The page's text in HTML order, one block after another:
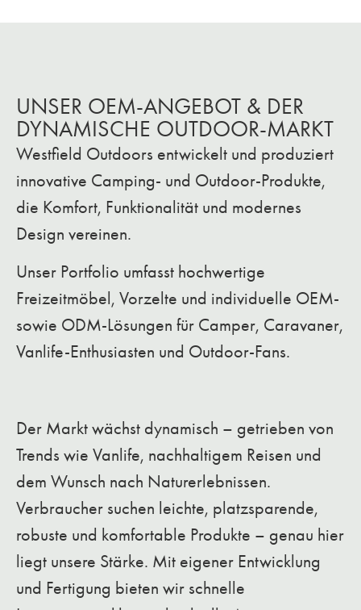
UNSER OEM-ANGEBOT & DER
DYNAMISCHE OUTDOOR-MARKT
Westfield Outdoors entwickelt und produziert
innovative Camping- und Outdoor-Produkte,
die Komfort, Funktionalität und modernes
Design vereinen.
Unser Portfolio umfasst hochwertige
Freizeitmöbel, Vorzelte und individuelle OEM-
sowie ODM-Lösungen für Camper, Caravaner,
Vanlife-Enthusiasten und Outdoor-Fans.
Der Markt wächst dynamisch – getrieben von
Trends wie Vanlife, nachhaltigem Reisen und
dem Wunsch nach Naturerlebnissen.
Verbraucher suchen leichte, platzsparende,
robuste und komfortable Produkte – genau hier
liegt unsere Stärke. Mit eigener Entwicklung
und Fertigung bieten wir schnelle